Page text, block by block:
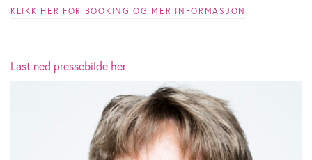
KLIKK HER FOR BOOKING OG MER INFORMASJON
Last ned pressebilde her